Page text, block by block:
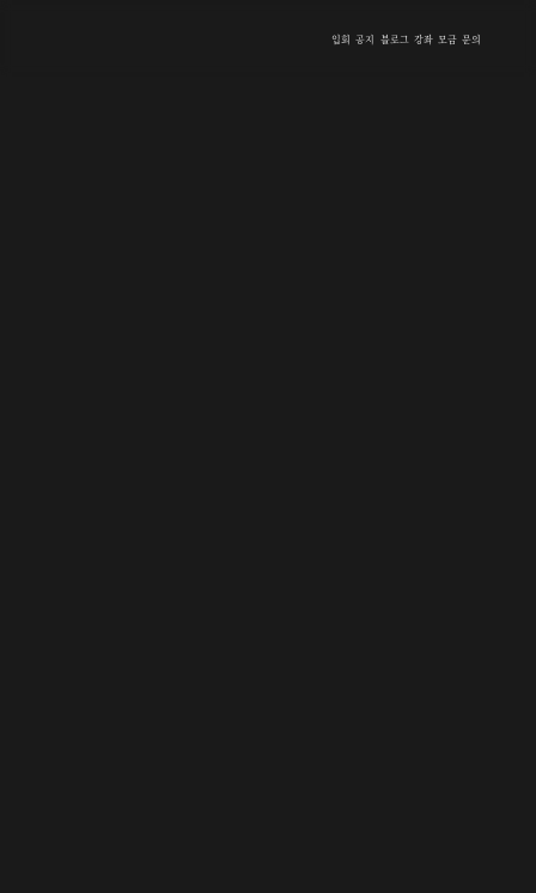
입회 공지 블로그 강좌 모금 문의